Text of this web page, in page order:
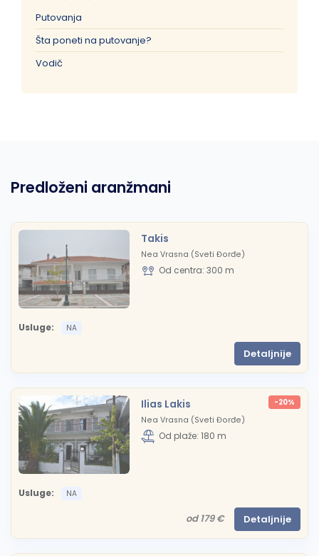
Putovanja
Šta poneti na putovanje?
Vodič
Predloženi aranžmani
Takis
Nea Vrasna (Sveti Đorđe)
Od centra: 300 m
Usluge: NA
Detaljnije
Ilias Lakis -20%
Nea Vrasna (Sveti Đorđe)
Od plaže: 180 m
Usluge: NA
od 179 € Detaljnije